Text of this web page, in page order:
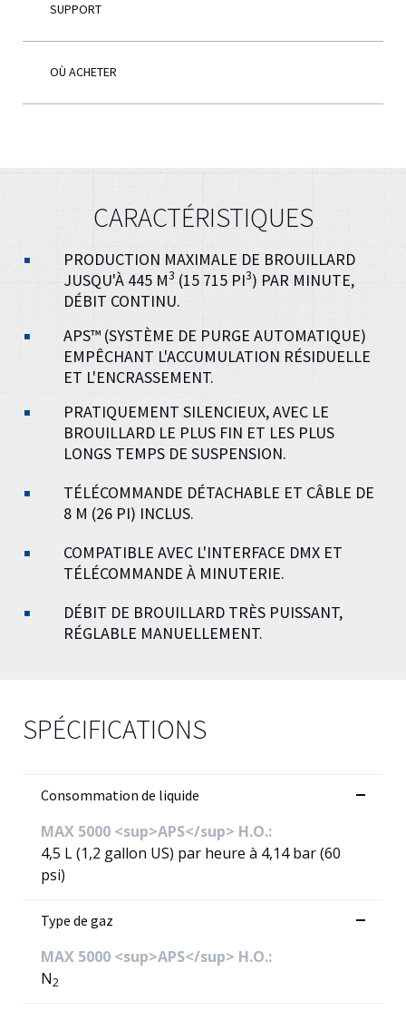
SUPPORT
OÙ ACHETER
CARACTÉRISTIQUES
PRODUCTION MAXIMALE DE BROUILLARD
JUSQU'À 445 M3 (15 715 PI3) PAR MINUTE,
DÉBIT CONTINU.
APS™ (SYSTÈME DE PURGE AUTOMATIQUE)
EMPÊCHANT L'ACCUMULATION RÉSIDUELLE
ET L'ENCRASSEMENT.
PRATIQUEMENT SILENCIEUX, AVEC LE
BROUILLARD LE PLUS FIN ET LES PLUS
LONGS TEMPS DE SUSPENSION.
TÉLÉCOMMANDE DÉTACHABLE ET CÂBLE DE
8 M (26 PI) INCLUS.
COMPATIBLE AVEC L'INTERFACE DMX ET
TÉLÉCOMMANDE À MINUTERIE.
DÉBIT DE BROUILLARD TRÈS PUISSANT,
RÉGLABLE MANUELLEMENT.
SPÉCIFICATIONS
Consommation de liquide
MAX 5000 <sup>APS</sup> H.O.:
4,5 L (1,2 gallon US) par heure à 4,14 bar (60
psi)
Type de gaz
MAX 5000 <sup>APS</sup> H.O.:
N2